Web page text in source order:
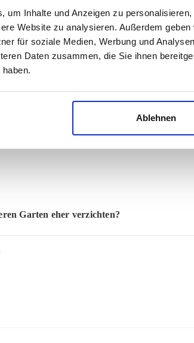
um Inhalte und Anzeigen zu
Website zu analysieren. Außerdem
für soziale Medien, Werbung und
Daten zusammen, die Sie ihnen
Ablehnen
dem Boden
um die Sicherheit für Kleinkinder zu
Garten eher verzichten?